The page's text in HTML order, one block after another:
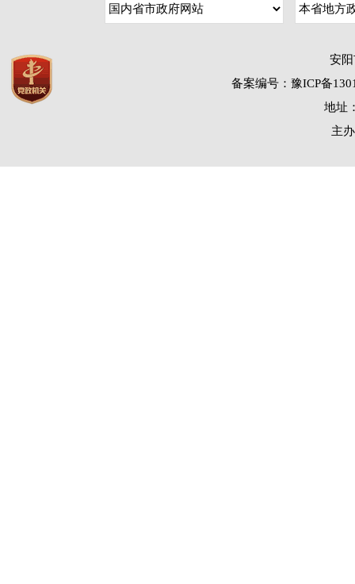
安
备案编号：豫ICP备
地址
主